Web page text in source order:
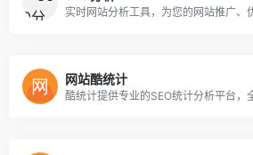
网站酷统计